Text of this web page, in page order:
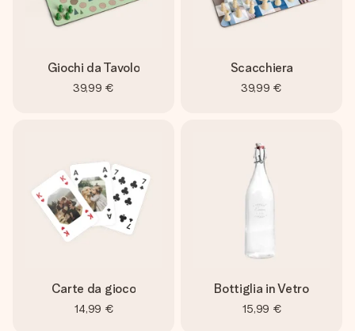
Giochi da Tavolo
39,99 €
Scacchiera
39,99 €
Carte da gioco
14,99 €
Bottiglia in Vetro
15,99 €